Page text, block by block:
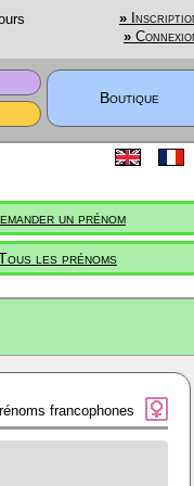
»
»
Boutique
un prénom
les prénoms
francophones